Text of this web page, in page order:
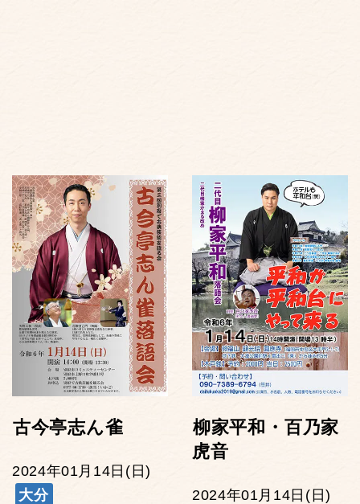
古今亭志ん雀
2024年01月14日(日)
大分
柳家平和・百乃家
虎音
2024年01月14日(日)